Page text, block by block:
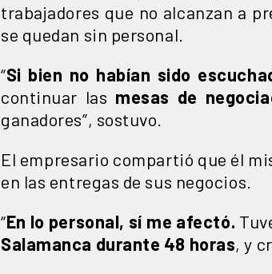
trabajadores que no alcanzan a
se quedan sin personal.
“Si bien no habían sido
continuar las mesas de
ganadores”, sostuvo.
El empresario compartió que él
en las entregas de sus negocios.
“En lo personal, sí me afectó.
Salamanca durante 48 horas, y